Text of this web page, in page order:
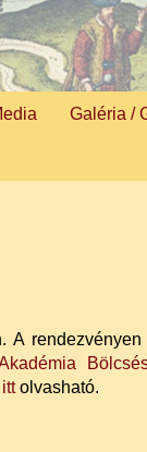
Galéria /
A
ittolvasható.